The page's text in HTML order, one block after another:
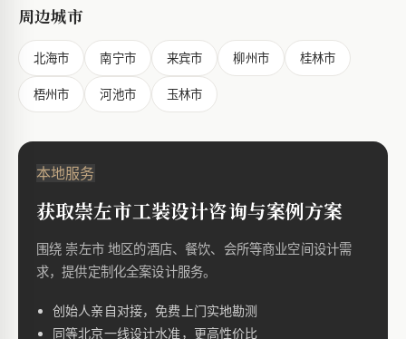
周边城市
北海市 南宁市 来宾市 柳州市 桂林市
梧州市 河池市 玉林市
本地服务
获取崇左市工装设计咨询与案例方案
围绕 崇左市 地区的酒店、餐饮、会所等商业空间设计需
求，提供定制化全案设计服务。
创始人亲自对接，免费上门实地勘测
同等北京一线设计水准，更高性价比